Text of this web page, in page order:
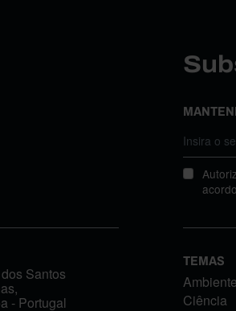
Santos
- Portugal
TEMAS
Ambiente
Ciência